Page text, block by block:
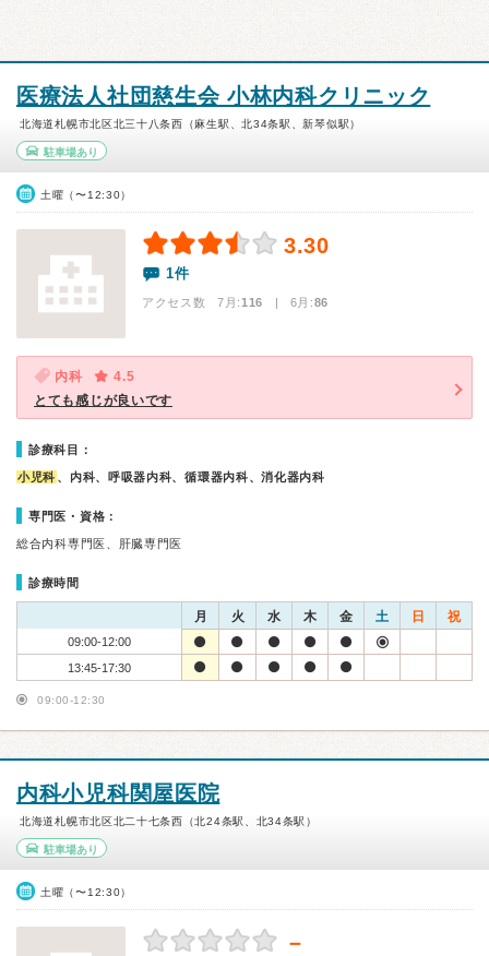
医療法人社団慈生会 小林内科クリニック
北海道札幌市北区北三十八条西（麻生駅、北34条駅、新琴似駅）
駐車場あり
土曜（〜12:30）
3.30
1件
アクセス数 7月:116 | 6月:86
内科
4.5
とても感じが良いです
診療科目：
小児科 、内科、呼吸器内科、循環器内科、消化器内科
専門医・資格：
総合内科専門医、肝臓専門医
診療時間
月 火 水 木 金 土 日 祝
09:00-12:00
13:45-17:30
09:00-12:30
内科小児科関屋医院
北海道札幌市北区北二十七条西（北24条駅、北34条駅）
駐車場あり
土曜（〜12:30）
－